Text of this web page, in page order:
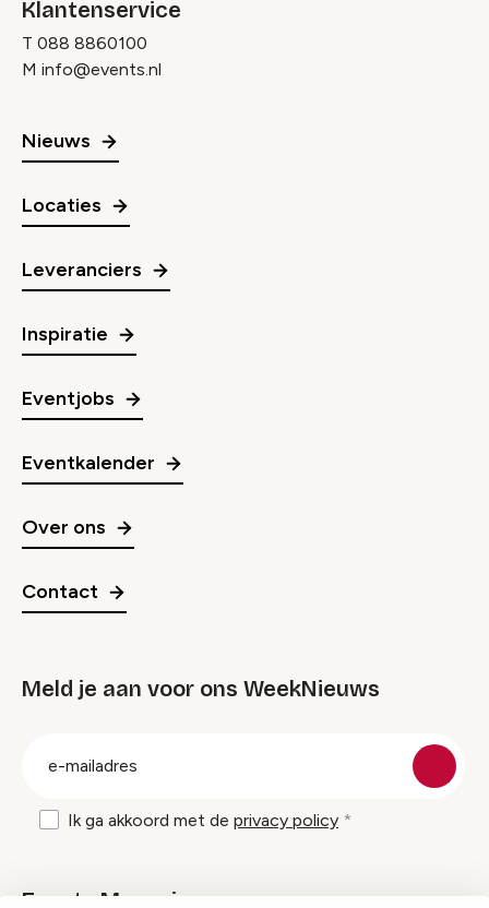
Klantenservice
T 088 8860100
M info@events.nl
Nieuws
Locaties
Leveranciers
Inspiratie
Eventjobs
Eventkalender
Over ons
Contact
Meld je aan voor ons WeekNieuws
Ik ga akkoord met de privacy policy
Events Magazine